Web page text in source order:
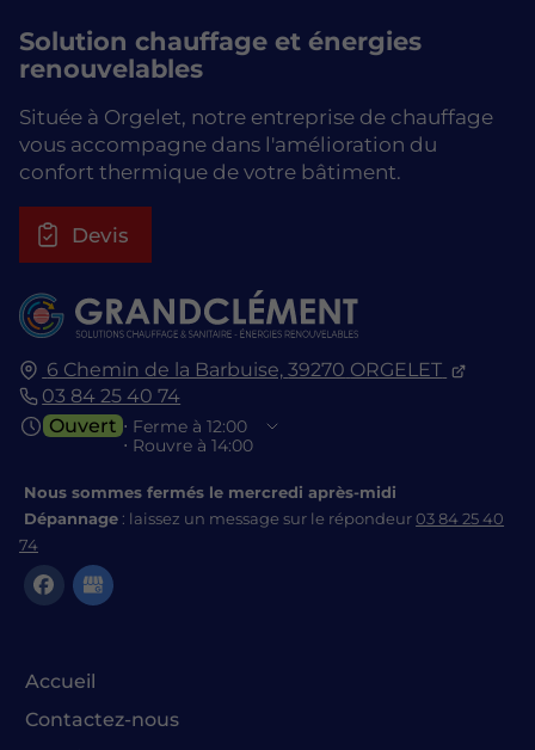
6 Chemin de la Barbuise, 39270 ORGELET
03 84 25 40 74
Ouvert ⋅ Ferme à 12:00
⋅ Rouvre à 14:00
Nous sommes fermés le mercredi après-midi
Dépannage : laissez un message sur le répondeur03 84 25 40
74
Accueil
Contactez-nous
Solution chauffage et énergies
renouvelables
Située à Orgelet, notre entreprise de chauffage
vous accompagne dans l'amélioration du
confort thermique de votre bâtiment.
Devis